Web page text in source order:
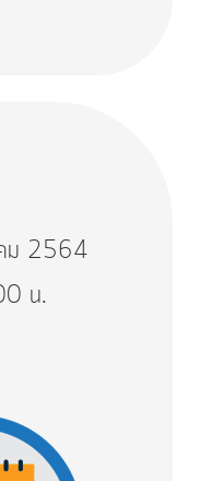
คม​​ 2564
น.